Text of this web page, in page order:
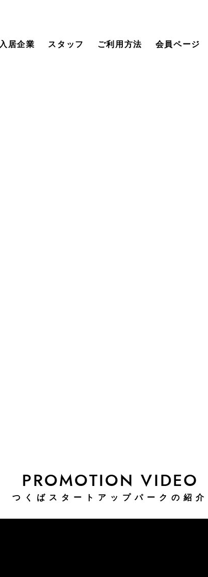
入居企業 スタッフ ご利用方法 会員ページ
PROMOTION VIDEO
つくばスタートアップパークの紹介